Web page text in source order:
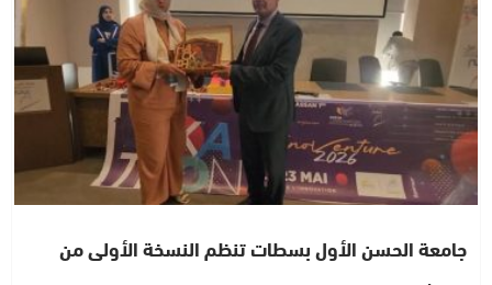
جامعة الحسن الأول بسطات تنظم النسخة الأولى من